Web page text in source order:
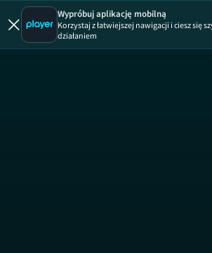
Wypróbuj aplikację mobilną
Korzystaj z łatwiejszej nawigacji i ciesz się
działaniem